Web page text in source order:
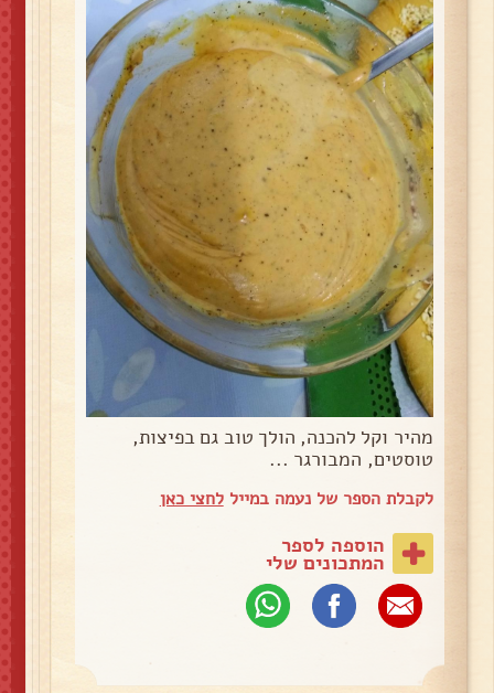
מהיר וקל להכנה, הולך טוב גם בפיצות,
טוסטים, המבורגר ...
לקבלת הספר של נעמה במייללחצי כאן
הוספה לספר
המתכונים שלי